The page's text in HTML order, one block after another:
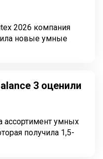
2026 компания
новые умные
3 оценили
ассортимент умных
получила 1,5-